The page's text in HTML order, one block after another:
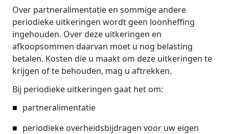
Over partneralimentatie en sommige andere
periodieke uitkeringen wordt geen loonheffing
ingehouden. Over deze uitkeringen en
afkoopsommen daarvan moet u nog belasting
betalen. Kosten die u maakt om deze uitkeringen te
krijgen of te behouden, mag u aftrekken.
Bij periodieke uitkeringen gaat het om:
partneralimentatie
periodieke overheidsbijdragen voor uw eigen